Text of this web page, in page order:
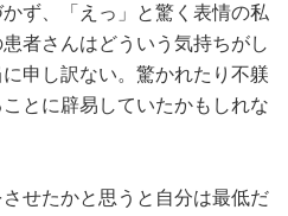
ず、「えっ」と驚く表情の私
者さんはどういう気持ちがし
申し訳ない。驚かれたり不躾
とに辟易していたかもしれな
せたかと思うと自分は最低だ